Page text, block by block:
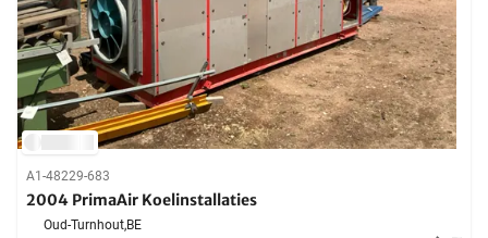
A1-48229-683
2004 PrimaAir Koelinstallaties
Oud-Turnhout,BE